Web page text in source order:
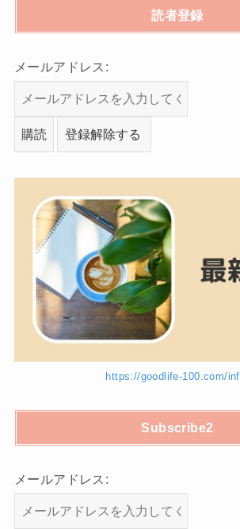
読者登録
メールアドレス:
https://goodlife-100.com/
Subscribe2
メールアドレス: